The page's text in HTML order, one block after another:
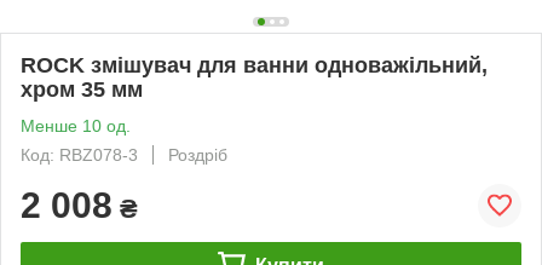
ROCK змішувач для ванни одноважільний,
хром 35 мм
Менше 10 од.
Код: RBZ078-3
Роздріб
2 008 ₴